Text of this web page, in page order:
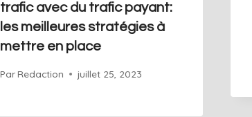
trafic avec du trafic payant:
les meilleures stratégies à
mettre en place
Par Redaction juillet 25, 2023